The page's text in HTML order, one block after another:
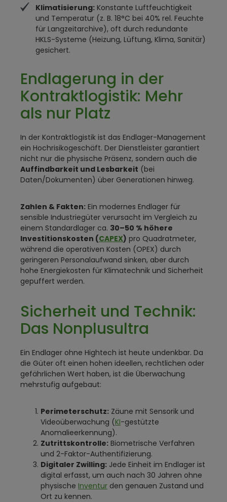
Klimatisierung: Konstante Luftfeuchtigkeit
und Temperatur (z. B. 18°C bei 40% rel. Feuchte
für Langzeitarchive), oft durch redundante
HKLS-Systeme (Heizung, Lüftung, Klima, Sanitär)
gesichert.
Endlagerung in der
Kontraktlogistik: Mehr
als nur Platz
In der Kontraktlogistik ist das Endlager-Management
ein Hochrisikogeschäft. Der Dienstleister garantiert
nicht nur die physische Präsenz, sondern auch die
Auffindbarkeit und Lesbarkeit (bei
Daten/Dokumenten) über Generationen hinweg.
Zahlen & Fakten: Ein modernes Endlager für
sensible Industriegüter verursacht im Vergleich zu
einem Standardlager ca. 30–50 % höhere
Investitionskosten (CAPEX) pro Quadratmeter,
während die operativen Kosten (OPEX) durch
geringeren Personalaufwand sinken, aber durch
hohe Energiekosten für Klimatechnik und Sicherheit
gepuffert werden.
Sicherheit und Technik:
Das Nonplusultra
Ein Endlager ohne Hightech ist heute undenkbar. Da
die Güter oft einen hohen ideellen, rechtlichen oder
gefährlichen Wert haben, ist die Überwachung
mehrstufig aufgebaut:
Perimeterschutz: Zäune mit Sensorik und
Videoüberwachung (KI-gestützte
Anomalieerkennung).
Zutrittskontrolle: Biometrische Verfahren
und 2-Faktor-Authentifizierung.
Digitaler Zwilling: Jede Einheit im Endlager ist
digital erfasst, um auch nach 30 Jahren ohne
physische Inventur den genauen Zustand und
Ort zu kennen.